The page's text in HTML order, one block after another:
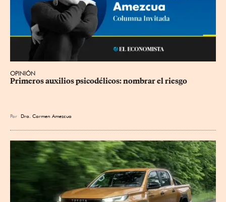
OPINIÓN
Primeros auxilios psicodélicos: nombrar el riesgo
Por Dra. Carmen Amezcua